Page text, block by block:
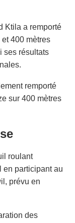
Ktila a remporté
400 mètres
ses résultats
remporté
sur 400 mètres
roulant
en participant au
prévu en
des